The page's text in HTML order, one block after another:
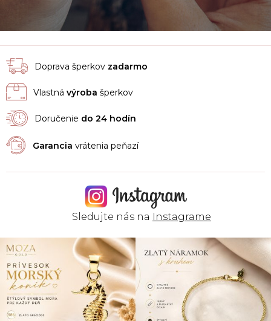
Doprava šperkov zadarmo
Vlastná výroba šperkov
Doručenie do 24 hodín
Garancia vrátenia peňazí
Sledujte nás na Instagrame